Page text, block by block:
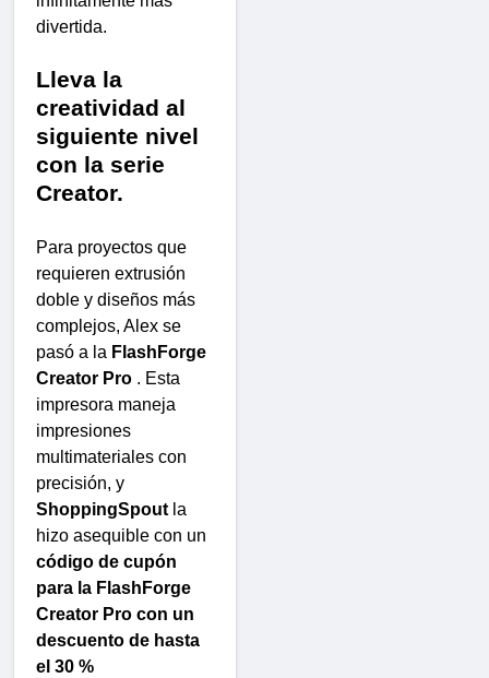
divertida.
Lleva la
creatividad al
siguiente nivel
con la serie
Creator.
Para proyectos que
requieren extrusión
doble y diseños más
complejos, Alex se
pasó a la FlashForge
Creator Pro . Esta
impresora maneja
impresiones
multimateriales con
precisión, y
ShoppingSpout la
hizo asequible con un
código de cupón
para la FlashForge
Creator Pro con un
descuento de hasta
el 30 %